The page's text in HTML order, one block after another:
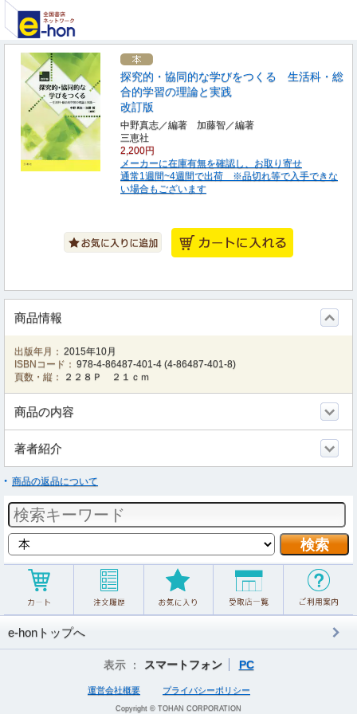
探究的・協同的な学びをつくる 生活科・総
合的学習の理論と実践
改訂版
中野真志／編著 加藤智／編著
三恵社
2,200円
メーカーに在庫有無を確認し、お取り寄せ
通常1週間~4週間で出荷 ※品切れ等で入手できな
い場合もございます
商品情報
出版年月： 2015年10月
ISBNコード： 978-4-86487-401-4 (4-86487-401-8)
頁数・縦：
２２８Ｐ ２１ｃｍ
商品の内容
著者紹介
商品の返品について
e-honトップへ
表示 ： スマートフォン PC
運営会社概要 プライバシーポリシー
Copyright © TOHAN CORPORATION